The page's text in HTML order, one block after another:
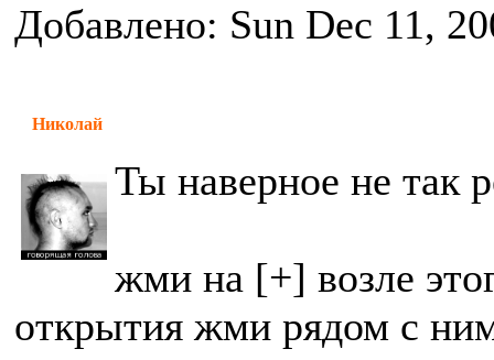
Добавлено: Sun Dec 11,
Николай
Ты наверное не так
жми на [+] возле
открытия жми рядом с